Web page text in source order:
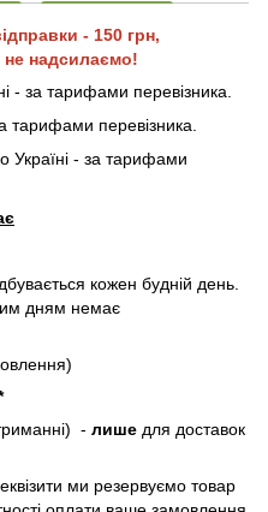
- 150 грн,
надсилаємо!
- за тарифами перевізника.
тарифами перевізника.
Україні - за тарифами
кожен будній день.
дням немає
- лише для доставок
ми резервуємо товар